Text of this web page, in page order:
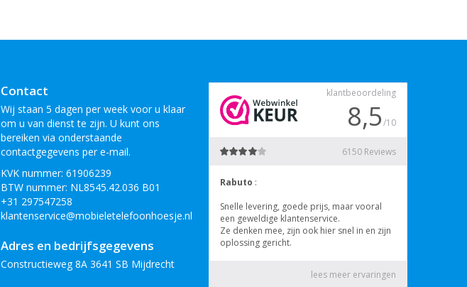
Contact
Wij staan 5 dagen per week voor u klaar
om u van dienst te zijn. U kunt ons
bereiken via onderstaande
contactgegevens per e-mail.
KVK nummer: 61906239
BTW nummer: NL8545.42.036 B01
+31 297547258
klantenservice@mobieletelefoonhoesje.nl
Adres en bedrijfsgegevens
Constructieweg 8A 3641 SB Mijdrecht